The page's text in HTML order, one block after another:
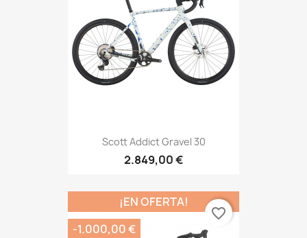
Scott Addict Gravel 30
2.849,00 €
¡EN OFERTA!
-1.000,00 €
favorite_border